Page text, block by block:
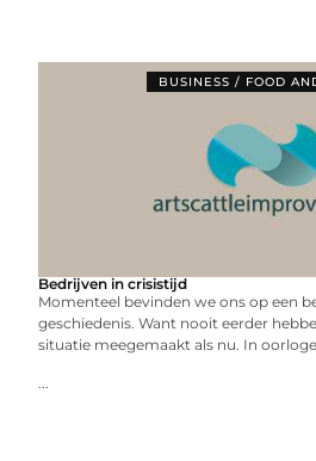
BUSINESS / FOOD
Bedrijven in crisistijd
Momenteel bevinden we ons op een
geschiedenis. Want nooit eerder
situatie meegemaakt als nu. In
...